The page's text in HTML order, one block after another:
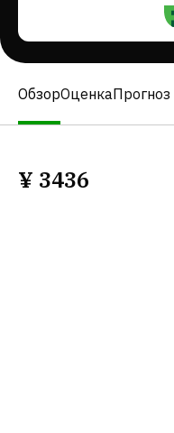
ОбзорОценкаПрогноз
¥ 3436